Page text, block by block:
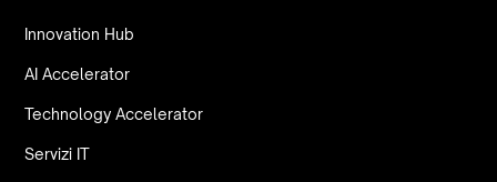
Innovation Hub
AI Accelerator
Technology Accelerator
Servizi IT